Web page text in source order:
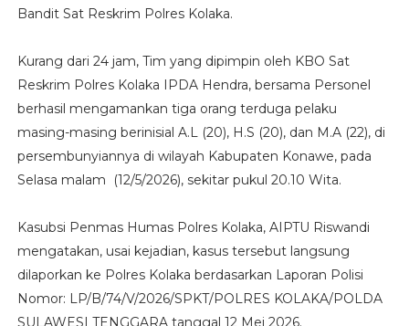
Bandit Sat Reskrim Polres Kolaka.
Kurang dari 24 jam, Tim yang dipimpin oleh KBO Sat
Reskrim Polres Kolaka IPDA Hendra, bersama Personel
berhasil mengamankan tiga orang terduga pelaku
masing-masing berinisial A.L (20), H.S (20), dan M.A (22), di
persembunyiannya di wilayah Kabupaten Konawe, pada
Selasa malam (12/5/2026), sekitar pukul 20.10 Wita.
Kasubsi Penmas Humas Polres Kolaka, AIPTU Riswandi
mengatakan, usai kejadian, kasus tersebut langsung
dilaporkan ke Polres Kolaka berdasarkan Laporan Polisi
Nomor: LP/B/74/V/2026/SPKT/POLRES KOLAKA/POLDA
SULAWESI TENGGARA tanggal 12 Mei 2026.